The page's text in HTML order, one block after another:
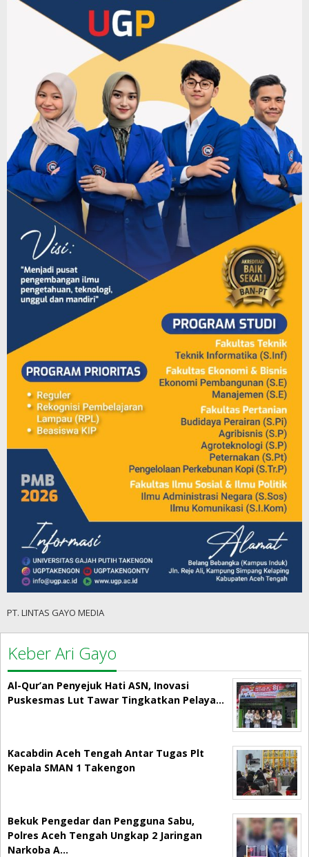
PT. LINTAS GAYO MEDIA
Keber Ari Gayo
Al-Qur’an Penyejuk Hati ASN, Inovasi
Puskesmas Lut Tawar Tingkatkan Pelaya…
Kacabdin Aceh Tengah Antar Tugas Plt
Kepala SMAN 1 Takengon
Bekuk Pengedar dan Pengguna Sabu,
Polres Aceh Tengah Ungkap 2 Jaringan
Narkoba A…